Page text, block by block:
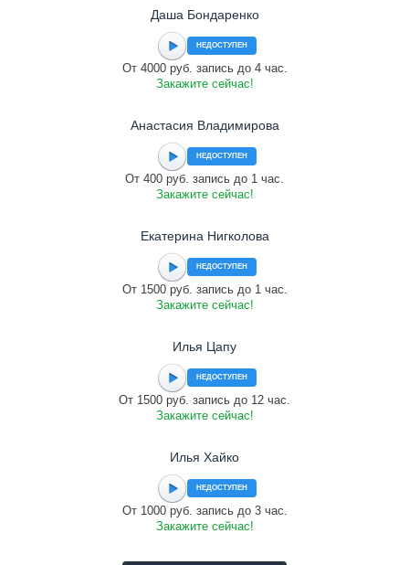
Даша Бондаренко
НЕДОСТУПЕН
От 4000 руб. запись до 4 час.
Закажите сейчас!
Анастасия Владимирова
НЕДОСТУПЕН
От 400 руб. запись до 1 час.
Закажите сейчас!
Екатерина Нигколова
НЕДОСТУПЕН
От 1500 руб. запись до 1 час.
Закажите сейчас!
Илья Цапу
НЕДОСТУПЕН
От 1500 руб. запись до 12 час.
Закажите сейчас!
Илья Хайко
НЕДОСТУПЕН
От 1000 руб. запись до 3 час.
Закажите сейчас!